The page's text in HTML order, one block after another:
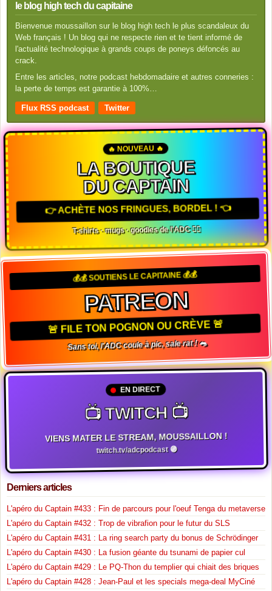
le blog high tech du capitaine
Bienvenue moussaillon sur le blog high tech le plus scandaleux du
Web français ! Un blog qui ne respecte rien et te tient informé de
l'actualité technologique à grands coups de poneys défoncés au
crack.
Entre les articles, notre podcast hebdomadaire et autres conneries :
la perte de temps est garantie à 100%…
Flux RSS podcast Twitter
🔥 NOUVEAU 🔥
LA BOUTIQUE
DU CAPTAIN
👉 ACHÈTE NOS FRINGUES, BORDEL ! 👈
T-shirts · mugs · goodies de l'ADC 🏴‍☠️
💰💰 SOUTIENS LE CAPITAINE 💰💰
PATREON
🚨 FILE TON POGNON OU CRÈVE 🚨
Sans toi, l'ADC coule à pic, sale rat ! 🐀
EN DIRECT
📺 TWITCH 📺
VIENS MATER LE STREAM, MOUSSAILLON !
twitch.tv/adcpodcast 🟣
Derniers articles
L'apéro du Captain #433 : Fin de parcours pour l'oeuf Tenga du metaverse
L'apéro du Captain #432 : Trop de vibrafion pour le futur du SLS
L'apéro du Captain #431 : La ring search party du bonus de Schrödinger
L'apéro du Captain #430 : La fusion géante du tsunami de papier cul
L'apéro du Captain #429 : Le PQ-Thon du templier qui chiait des briques
L'apéro du Captain #428 : Jean-Paul et les specials mega-deal MyCiné